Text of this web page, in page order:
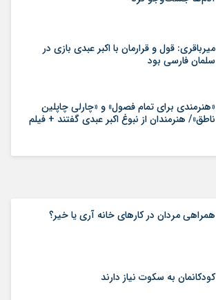
میرباقری: قول و قرارمان با اکبر عبدی بازی در
سلمان فارسی بود
«هنرمندی برای تمام فصول» و «چارلی چاپلین
ناطق»/ هنرمندان از نبوغ اکبر عبدی گفتند + فیلم
همراهی مردان در کارهای خانه آری یا خیر؟
کودکانمان به سکوت نیاز دارند